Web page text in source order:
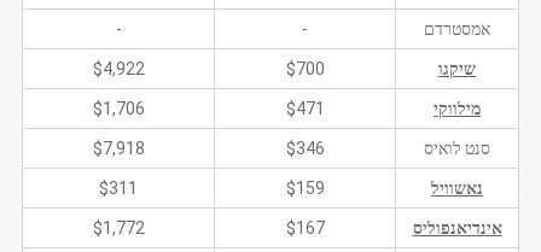
אמסטרדם -
-
שיקגו $700
$4,922
מילווקי $471
$1,706
סנט לואיס $346
$7,918
נאשוויל $159
$311
אינדיאנפוליס $167
$1,772